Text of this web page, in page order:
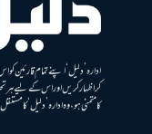
ادارہ ’دلیل‘ اپنے تمام قارئین
کر اظہار کریں اور اس کے لیے ہر
کا متمنی ہو، وہ ادارہ ’دلیل‘ کا